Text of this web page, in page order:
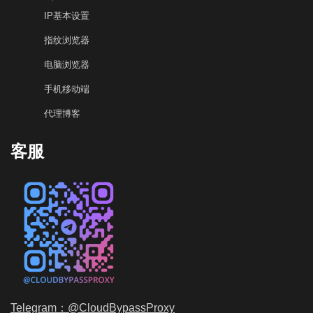
IP基本设置
指纹浏览器
电脑浏览器
手机移动端
代理博客
客服
Telegram：@CloudBypassProxy